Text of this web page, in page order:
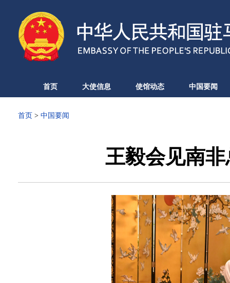
首页 大使信息 使馆动态 中国要闻
首页 > 中国要闻
王毅会见南